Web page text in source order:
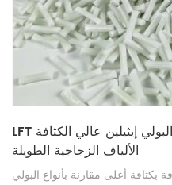
LFT البولي إيثيلين عالي الكثافة HDPE عالي الأداء مع تعزيزات
الألياف الزجاجية الطويلة
بكثافة أعلى مقارنة بأنواع البولي